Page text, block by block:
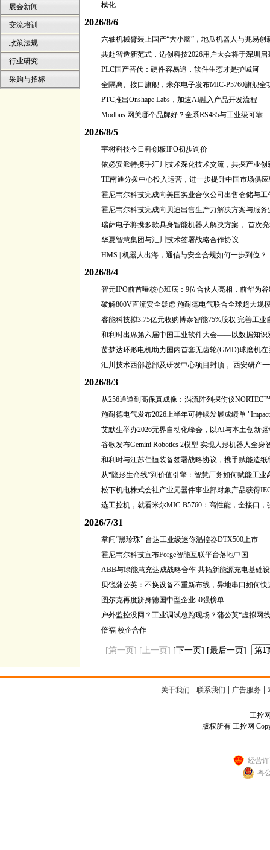
展会新闻
交流培训
政策法规
行业研究
采购与招标
模化
2026/8/6
六轴机械臂装上国产“大小脑”，地瓜机器人与兆易创
共赴智造新范式，适创科技2026用户大会将于深圳启
PLC国产替代：硬件容易追，软件生态才是护城河
全隔离、接口旗舰，米尔电子发布MIC-P5760旗舰全
PTC推出Onshape Labs，加速AI融入产品开发流程
Modbus 网关哪个品牌好？全系RS485与工业级可靠
2026/8/5
宇树科技今日科创板IPO初步询价
依必安派特携手汇川技术深化技术交流，共探产业创
TE南通分拨中心投入运营，进一步提升中国市场供
霍尼韦尔科技完成向美国实业合伙公司出售仓储与
霍尼韦尔科技完成向贝迪出售生产力解决方案与服务
瑞萨电子将携多款具身智能机器人解决方案， 首次
华夏智慧集团与汇川技术签署战略合作协议
HMS | 机器人出海，通信与安全合规如何一步到位？
2026/8/4
智元IPO前首曝核心班底：9位合伙人亮相，前华为
破解800V直流安全疑虑 施耐德电气联合全球超大规
睿能科技拟3.75亿元收购博泰智能75%股权 完善工
和利时出席第六届中国工业软件大会——以数据知识
茵梦达环形电机助力国内首套无齿轮(GMD)球磨机
汇川技术西部总部及研发中心项目封顶， 西安研产
2026/8/3
从256通道到高保真成像：涡流阵列探伤仪
施耐德电气发布2026上半年可持续发展成绩单
艾默生举办2026无界自动化峰会，以AI与本土创新
谷歌发布Gemini Robotics 2模型 实现人形机器人全身
和利时与江苏仁恒装备签署战略协议，携手赋能造纸
从“隐形生命线”到价值引擎：智慧厂务如何赋能工业
松下机电株式会社产业元器件事业部对象产品获得
选工控机，就看米尔MIC-B5760：高性能，全接口
2026/7/31
掌间“黑珍珠” 台达工业级迷你温控器DTX500上市
霍尼韦尔科技宣布Forge智能互联平台落地中国
ABB与绿能慧充达成战略合作 共拓新能源充电基础
贝锐蒲公英：不换设备不重新布线，异地串口如何
图尔克再度跻身德国中型企业50强榜单
户外监控没网？工业调试总跑现场？蒲公英“虚拟网
倍福 校企合作
[第一页] [上一页] [下一页] [最后一页]
关于我们 联系我们 广告服务
工控
版权所有 工控网
经营
粤